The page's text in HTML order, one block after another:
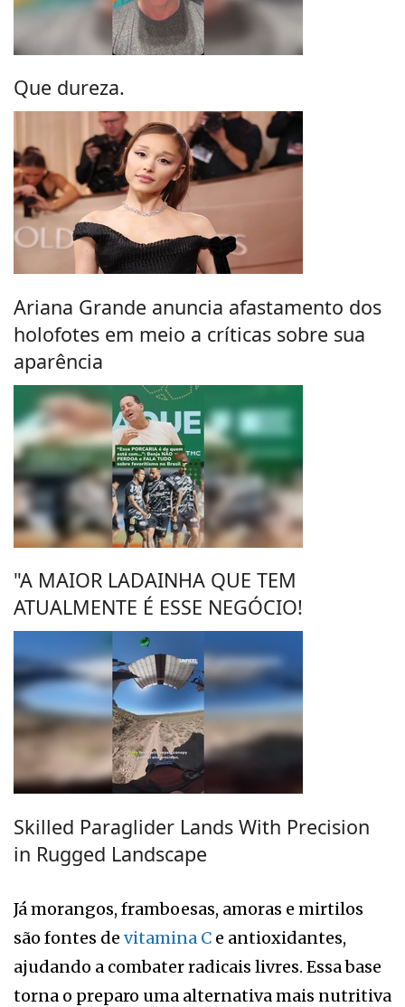
Que dureza.
Ariana Grande anuncia afastamento dos
holofotes em meio a críticas sobre sua
aparência
"A MAIOR LADAINHA QUE TEM
ATUALMENTE É ESSE NEGÓCIO!
Skilled Paraglider Lands With Precision
in Rugged Landscape
Já morangos, framboesas, amoras e mirtilos
são fontes de vitamina C e antioxidantes,
ajudando a combater radicais livres. Essa base
torna o preparo uma alternativa mais nutritiva